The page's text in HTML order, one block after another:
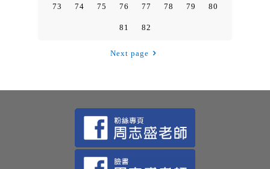
73 74 75 76 77 78 79 80
81 82
Next page